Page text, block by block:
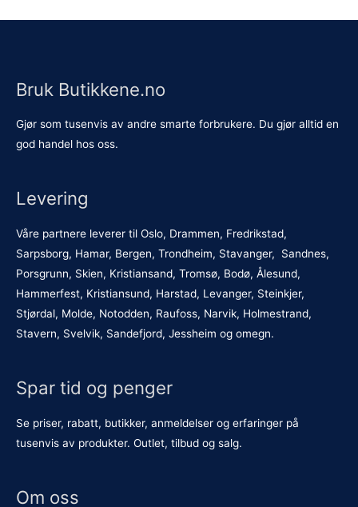
Bruk Butikkene.no
Gjør som tusenvis av andre smarte forbrukere. Du gjør alltid en
god handel hos oss.
Levering
Våre partnere leverer til Oslo, Drammen, Fredrikstad,
Sarpsborg, Hamar, Bergen, Trondheim, Stavanger, Sandnes,
Porsgrunn, Skien, Kristiansand, Tromsø, Bodø, Ålesund,
Hammerfest, Kristiansund, Harstad, Levanger, Steinkjer,
Stjørdal, Molde, Notodden, Raufoss, Narvik, Holmestrand,
Stavern, Svelvik, Sandefjord, Jessheim og omegn.
Spar tid og penger
Se priser, rabatt, butikker, anmeldelser og erfaringer på
tusenvis av produkter. Outlet, tilbud og salg.
Om oss